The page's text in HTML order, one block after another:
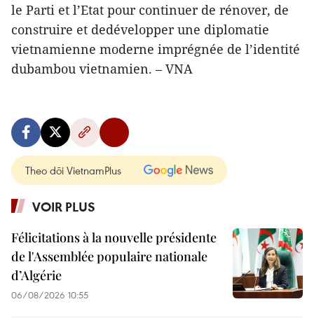
le Parti et l’Etat pour continuer de rénover, de
construire et dedévelopper une diplomatie
vietnamienne moderne imprégnée de l’identité
dubambou vietnamien. – VNA
Theo dõi VietnamPlus
VOIR PLUS
Félicitations à la nouvelle présidente
de l'Assemblée populaire nationale
d’Algérie
06/08/2026 10:55